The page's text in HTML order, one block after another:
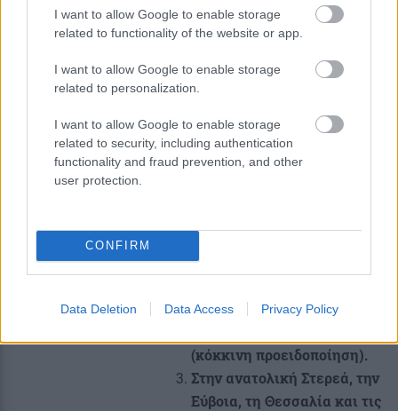
I want to allow Google to enable storage
related to functionality of the website or app.
I want to allow Google to enable storage
related to personalization.
I want to allow Google to enable storage
related to security, including authentication
functionality and fraud prevention, and other
user protection.
CONFIRM
Data Deletion Data Access Privacy Policy
ένταση.
Ισχυρές βροχές και καταιγίδες προβλέπονται:
Στα νησιά του Ιονίου από τις
πρώτες πρωινές ώρες και
στη νοτιοδυτική
προειδοποίηση).
Στην ανατολική
προμεσημβρινές ώρες
(κόκκινη προειδοποίηση).
Στην ανατολική Στερεά, την
Εύβοια, τη Θεσσαλία και τις